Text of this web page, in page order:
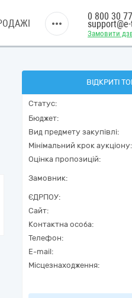
Замовити
0 800 30
ВІДКРИТІ
Статус:
Бюджет:
Вид предмету закупівлі:
Мінімальний крок аукціону:
Оцінка пропозицій:
Замовник:
ЄДРПОУ:
Сайт:
Контактна особа:
Телефон:
E-mail:
Місцезнаходження: